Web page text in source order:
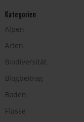
Kategorien
Alpen
Arten
Biodiversität
Blogbeitrag
Boden
Flüsse